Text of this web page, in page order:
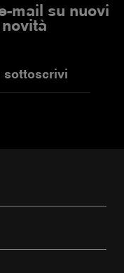
mail su nuovi
sottoscrivi